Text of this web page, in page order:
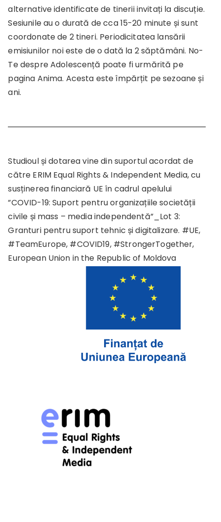
alternative identificate de tinerii invitați la discuție.
Sesiunile au o durată de cca 15-20 minute și sunt
coordonate de 2 tineri. Periodicitatea lansării
emisiunilor noi este de o dată la 2 săptămâni. No-
Te despre Adolescență poate fi urmărită pe
pagina Anima. Acesta este împărțit pe sezoane și
ani.
Studioul și dotarea vine din suportul acordat de
către ERIM Equal Rights & Independent Media, cu
susținerea financiară UE în cadrul apelului
”COVID-19: Suport pentru organizațiile societății
civile și mass – media independentă”_Lot 3:
Granturi pentru suport tehnic și digitalizare. #UE,
#TeamEurope, #COVID19, #StrongerTogether,
European Union in the Republic of Moldova